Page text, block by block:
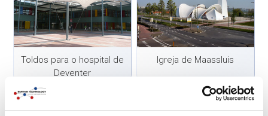
Toldos para o hospital de
Deventer
Igreja de Maassluis